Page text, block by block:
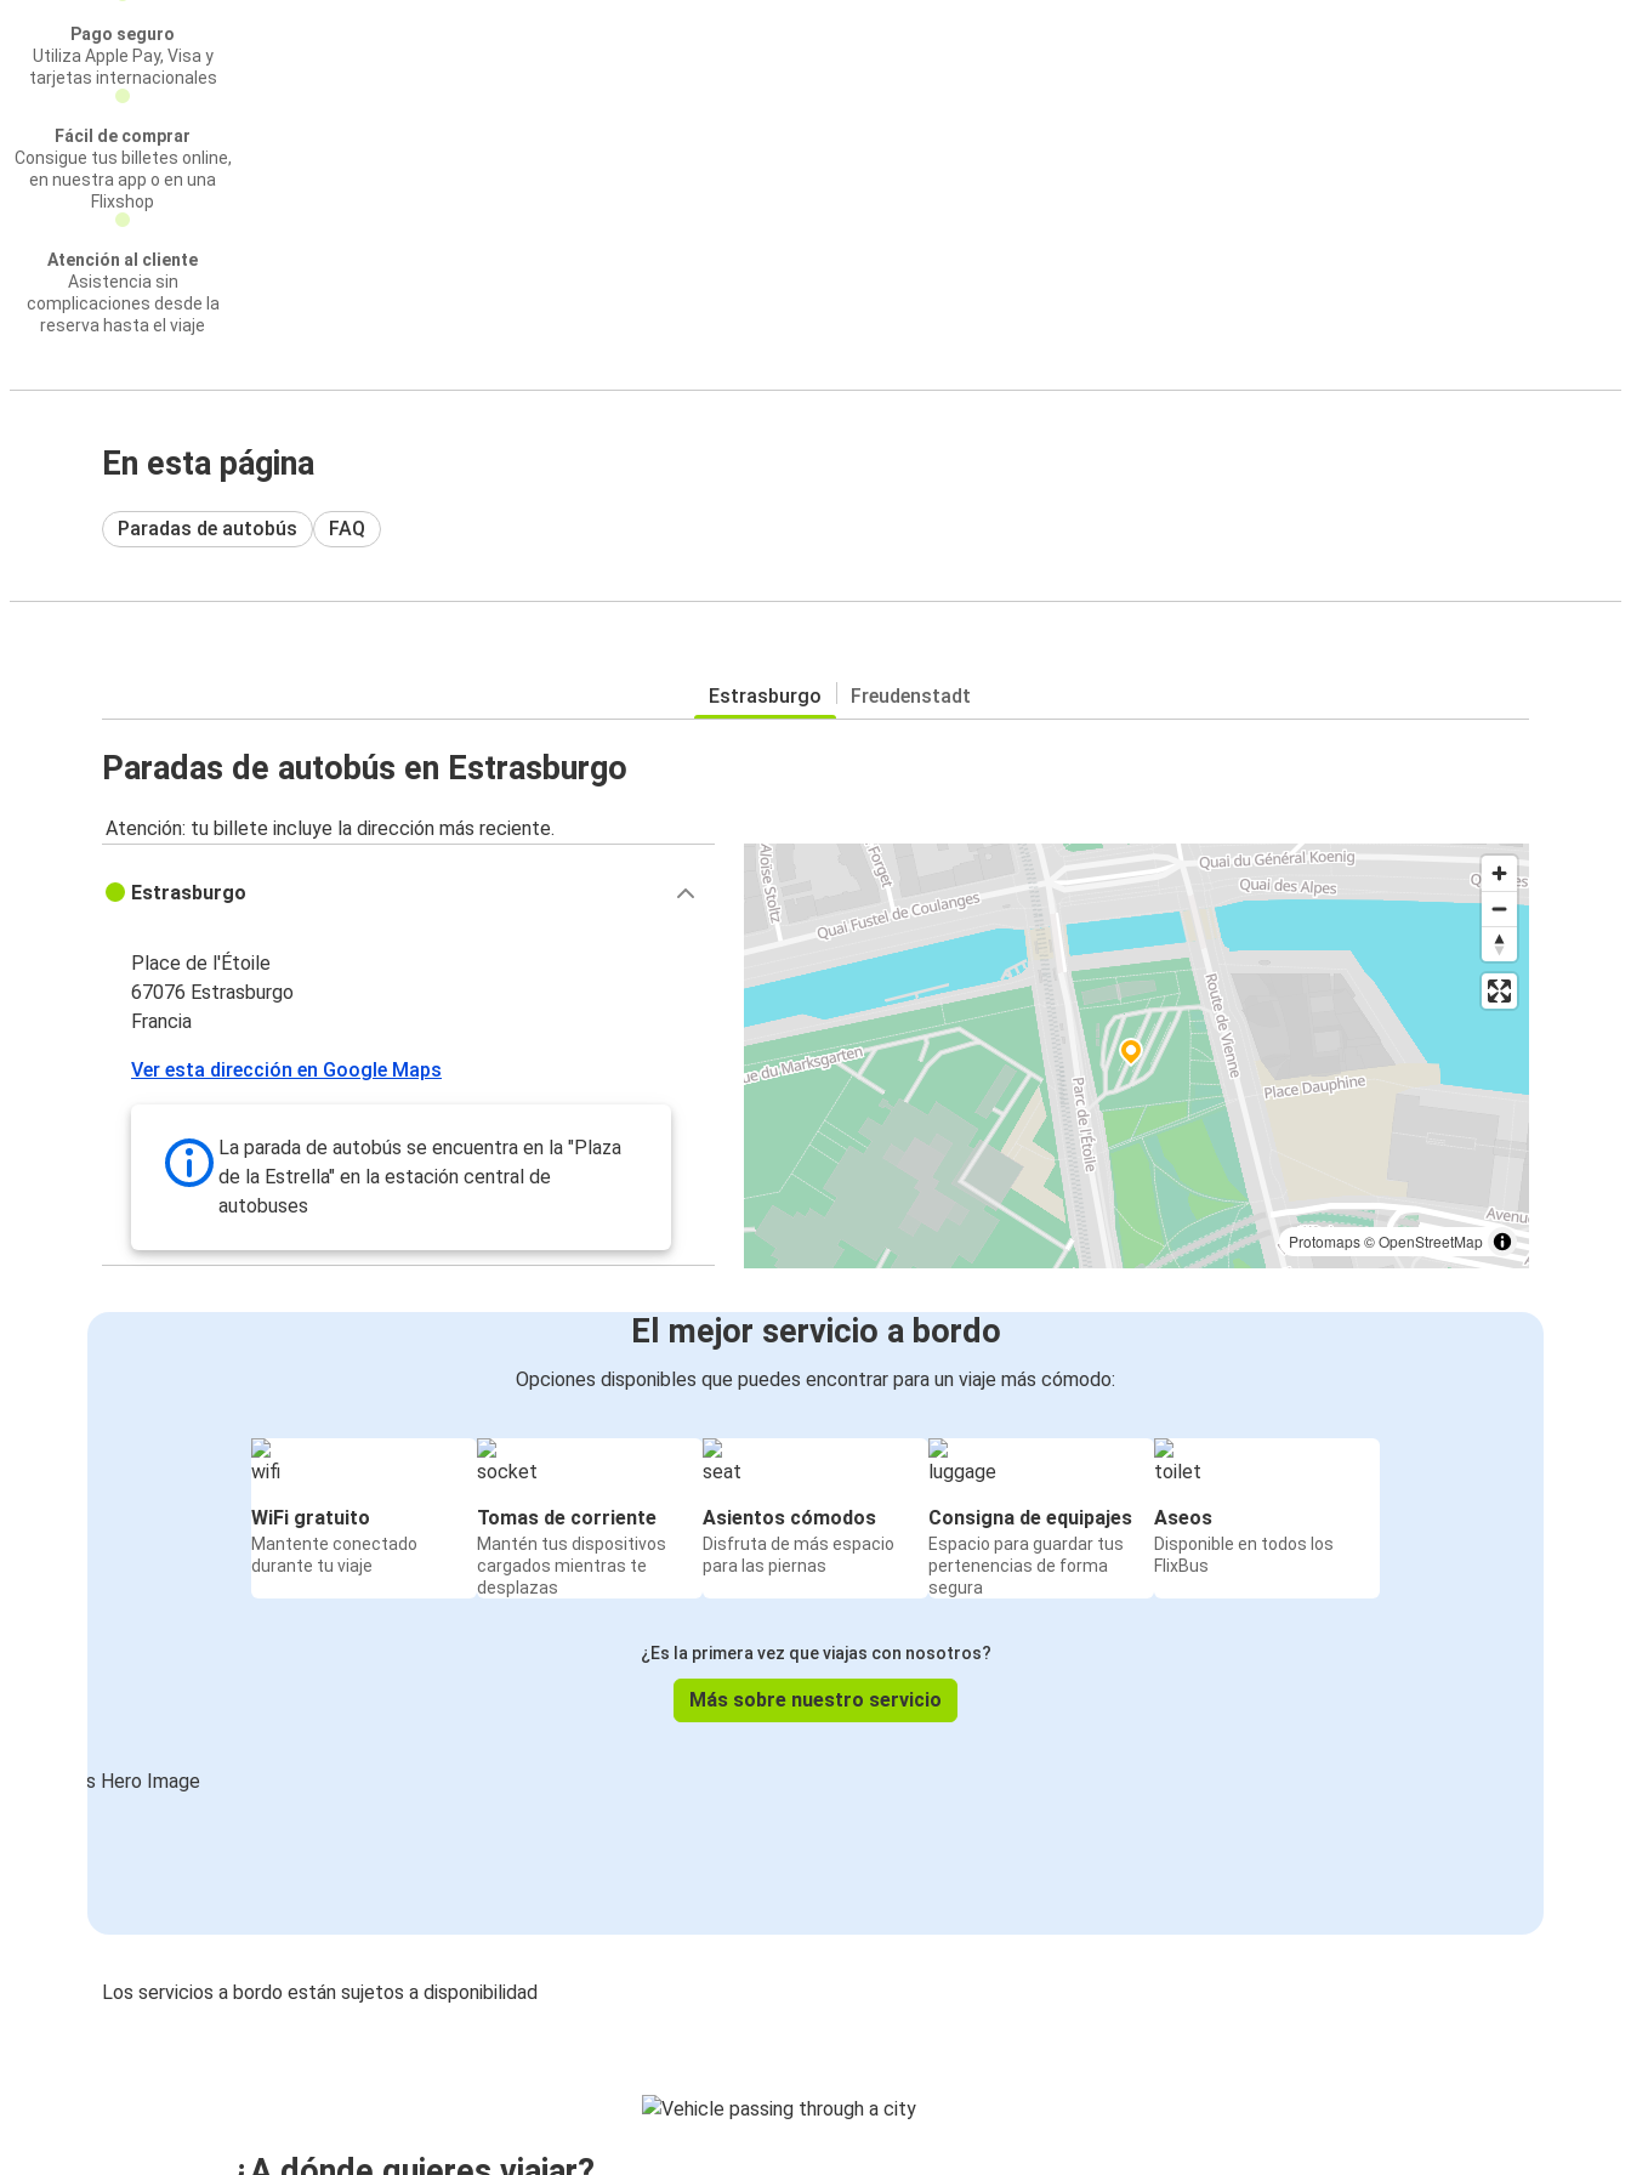
Pago seguro
Utiliza Apple Pay, Visa y
tarjetas internacionales
Fácil de comprar
Consigue tus billetes online,
en nuestra app o en una
Flixshop
Atención al cliente
Asistencia sin
complicaciones desde la
reserva hasta el viaje
En esta página
Paradas de autobús FAQ
Estrasburgo Freudenstadt
Paradas de autobús en Estrasburgo
Atención: tu billete incluye la dirección más reciente.
Protomaps©OpenStreetMap
Estrasburgo
Place de l'Étoile
67076 Estrasburgo
Francia
Ver esta dirección en Google Maps
La parada de autobús se encuentra en la "Plaza
de la Estrella" en la estación central de
autobuses
El mejor servicio a bordo
Opciones disponibles que puedes encontrar para un viaje más cómodo:
WiFi gratuito
Mantente conectado
durante tu viaje
Tomas de corriente
Mantén tus dispositivos
cargados mientras te
desplazas
Asientos cómodos
Disfruta de más espacio
para las piernas
Consigna de equipajes
Espacio para guardar tus
pertenencias de forma
segura
Aseos
Disponible en todos los
FlixBus
¿Es la primera vez que viajas con nosotros?
Más sobre nuestro servicio
Los servicios a bordo están sujetos a disponibilidad